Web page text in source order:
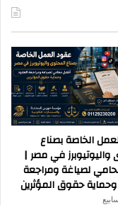
الخاصة بصناع
واليوتيوبرز في مصر |
لصياغة ومراجعة
حقوق المؤثرين